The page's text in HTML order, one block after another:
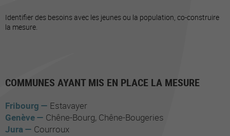
Identifier des besoins avec les jeunes ou la population, co-construire
la mesure.
COMMUNES AYANT MIS EN PLACE LA MESURE
Fribourg
Estavayer
Genève
Chêne-Bourg Chêne-Bougeries
Jura
Courroux